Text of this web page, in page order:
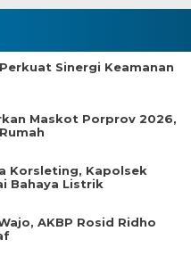
Sinergi Keamanan
Maskot Porprov 2026,
Korsleting, Kapolsek
Bahaya Listrik
AKBP Rosid Ridho